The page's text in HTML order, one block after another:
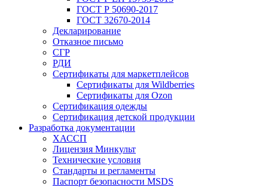
ГОСТ Р 50690-2017
ГОСТ 32670-2014
Декларирование
Отказное письмо
СГР
РДИ
Сертификаты для маркетплейсов
Сертификаты для Wildberries
Сертификаты для Ozon
Сертификация одежды
Сертификация детской продукции
Разработка документации
ХАССП
Лицензия Минкульт
Технические условия
Стандарты и регламенты
Паспорт безопасности MSDS